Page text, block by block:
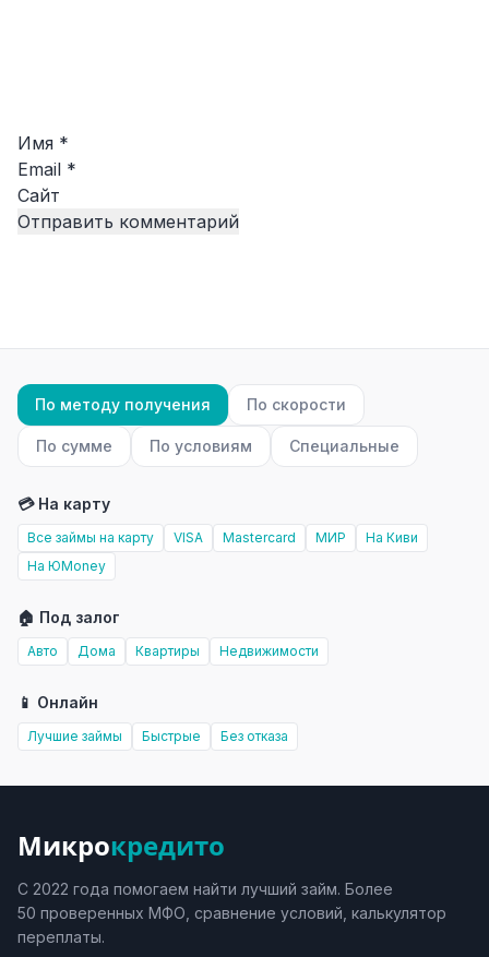
Имя *
Email *
Сайт
По методу получения По скорости
По сумме По условиям Специальные
💳 На карту
Все займы на карту VISA Mastercard МИР
На Киви
На ЮMoney
🏠 Под залог
Авто Дома Квартиры Недвижимости
📱 Онлайн
Лучшие займы Быстрые Без отказа
Микрокредито
С 2022 года помогаем найти лучший займ. Более
50 проверенных МФО, сравнение условий, калькулятор
переплаты.